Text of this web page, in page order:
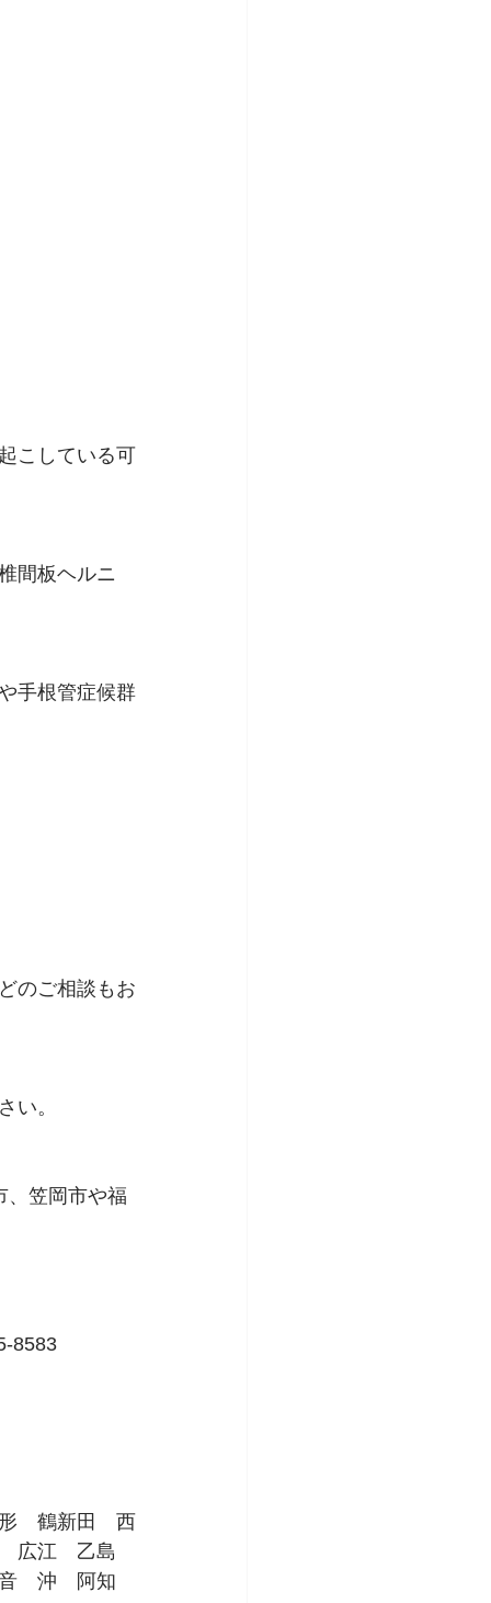
こしている可
間板ヘルニ
手根管症候群
のご相談もお
い。
、笠岡市や福
8583
　鶴新田　西
広江　乙島
　沖　阿知